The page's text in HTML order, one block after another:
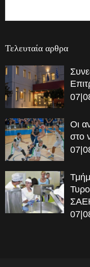
Τελευταία αρθρα
Οι
στο